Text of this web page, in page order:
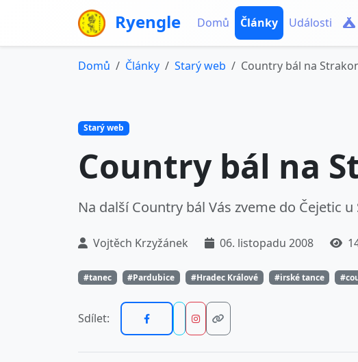
Ryengle Domů Články Události
Domů Články Starý web Country bál na
Starý web
Country bál na
Na další Country bál Vás zveme do Čejetic
Vojtěch Krzyžánek 06. listopadu 2008
#tanec #Pardubice #Hradec Králové #irské tance
Sdílet: